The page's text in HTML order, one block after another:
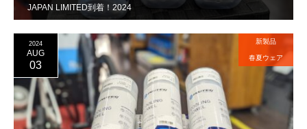
JAPAN LIMITED到着！2024
2024
AUG
03
新製品
春夏ウェア